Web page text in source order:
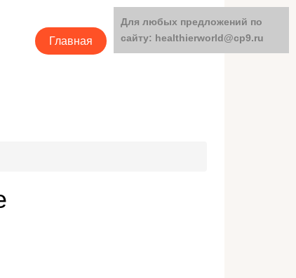
Главная Категории
Для любых предложений по
сайту: healthierworld@cp9.ru